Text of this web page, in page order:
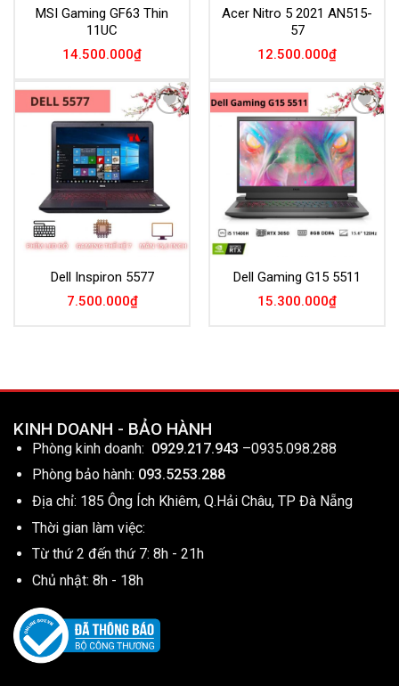
MSI Gaming GF63 Thin
11UC
14.500.000₫
Acer Nitro 5 2021 AN515-
57
12.500.000₫
Add to
Wishlist
Dell Inspiron 5577
7.500.000₫
Add to
Wishlist
Dell Gaming G15 5511
15.300.000₫
KINH DOANH - BẢO HÀNH
Phòng kinh doanh: 0929.217.943 –0935.098.288
Phòng bảo hành: 093.5253.288
Địa chỉ: 185 Ông Ích Khiêm, Q.Hải Châu, TP Đà Nẵng
Thời gian làm việc:
Từ thứ 2 đến thứ 7: 8h - 21h
Chủ nhật: 8h - 18h